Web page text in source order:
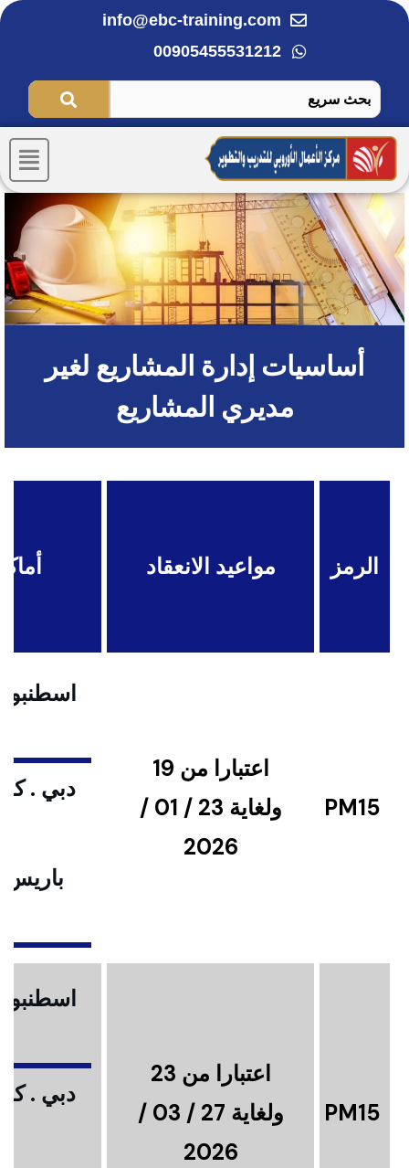
تخطي
info@ebc-training.com
00905455531212
‏أساسيات إدارة المشاريع لغير
مديري المشاريع‏
الرمز مواعيد الانعقاد
PM15
اعتبارا من 19
ولغاية 23 / 01 /
2026
دبي .
باريس
PM15
اعتبارا من 23
ولغاية 27 / 03 /
2026
دبي .